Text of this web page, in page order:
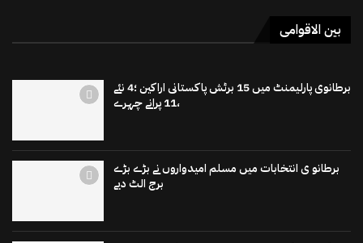
بین الاقوامی
برطانوی پارلیمنٹ میں 15 برٹش پاکستانی اراکین ؛4 نئے
،11 پرانے چہرے
برطانو ی انتخابات میں مسلم امیدواروں نے بڑے بڑے
برج الٹ دیے